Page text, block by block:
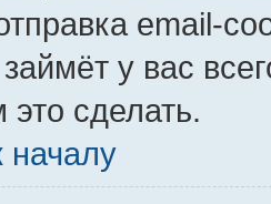
email-
у вас
сделать.
началу